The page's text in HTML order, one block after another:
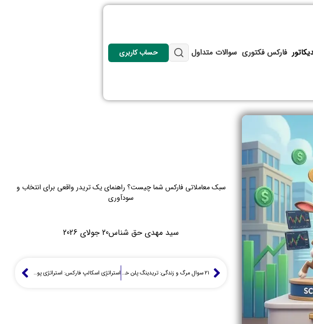
فارکس فکتوری سوالات متداول حساب کاربری
سبک معاملاتی فارکس شما چیست؟ راهنمای یک تریدر واقعی برای انتخاب و
سودآوری
سید مهدی حق شناس20 جولای 2026
۲۱ سوال مرگ و زندگی: تریدینگ پلن خود را برای سود در فارکس بسازید! استراتژِی اسکالپ فارکس: استراتژی پولسازی پرسرعت (راهنمای وال‌استریت)